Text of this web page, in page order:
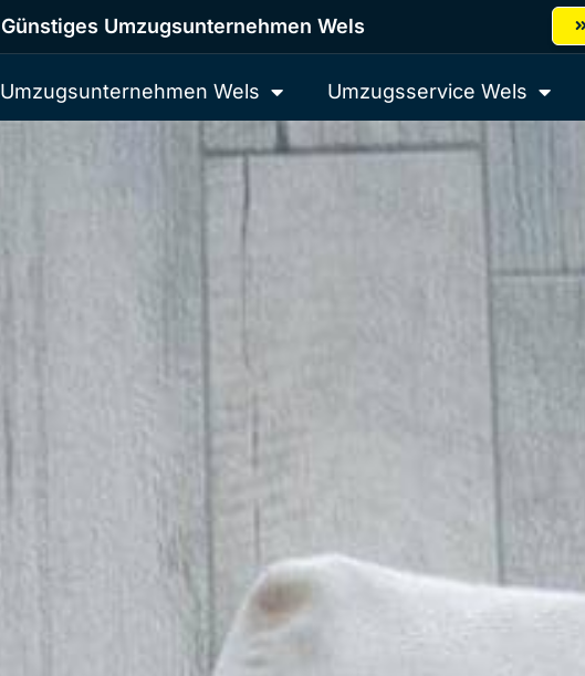
Günstiges Umzugsunternehmen Wels
Umzugsunternehmen Wels Umzugsservice Wels